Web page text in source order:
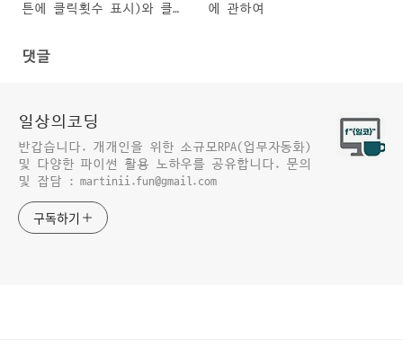
튼에 클릭횟수 표시)와 클래
에 관하여
댓글
일상의코딩
반갑습니다. 개개인을 위한 소규모RPA(업무자동화)
및 다양한 파이썬 활용 노하우를 공유합니다. 문의
및 잡담 : martinii.fun@gmail.com
구독하기